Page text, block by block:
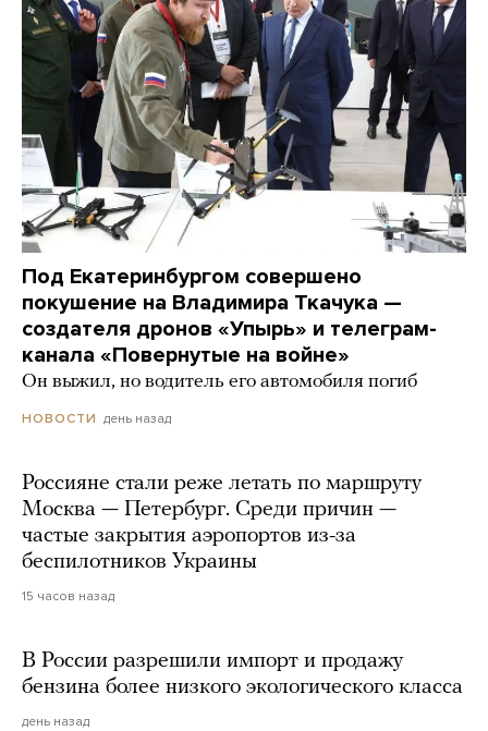
Под Екатеринбургом совершено
покушение на Владимира Ткачука —
создателя дронов «Упырь» и телеграм-
канала «Повернутые на войне»
Он выжил, но водитель его автомобиля погиб
НОВОСТИ день назад
Россияне стали реже летать по маршруту
Москва — Петербург. Среди причин —
частые закрытия аэропортов из-за
беспилотников Украины
15 часов назад
В России разрешили импорт и продажу
бензина более низкого экологического класса
день назад